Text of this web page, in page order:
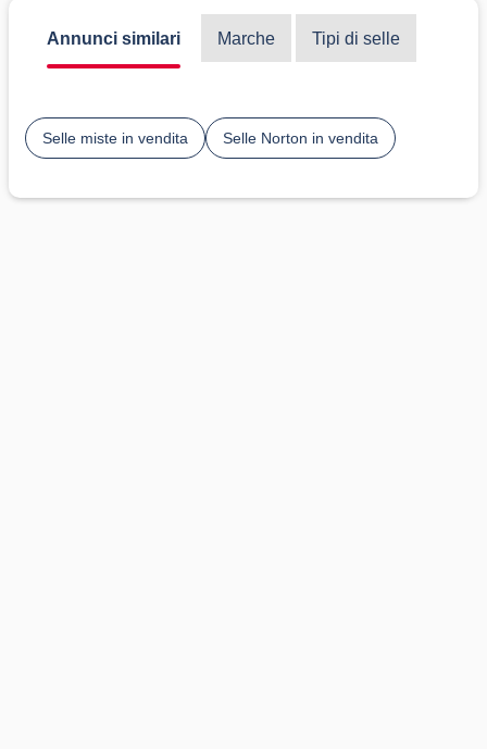
Annunci similari Marche Tipi di selle
Selle miste in vendita Selle Norton in vendita